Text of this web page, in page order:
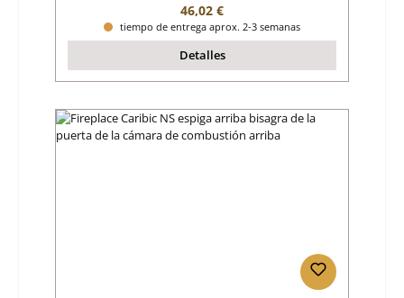
Precio normal:
46,02 €
tiempo de entrega aprox. 2-3 semanas
Detalles